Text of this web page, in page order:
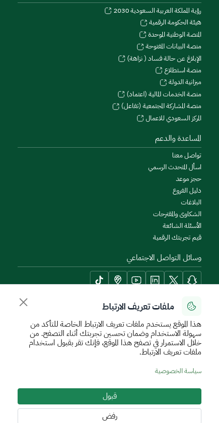
ملفات تعريف الارتباط
هذا الموقع يستخدم ملفات تعريف الارتباط الخاصة للتأكد من
سهولة الاستخدام وضمان تحسين تجربتك أثناء التصفح. من
خلال الاستمرار في تصفح هذا الموقع، فإنك تقر بقبول استخدام
ملفات تعريف الارتباط.
سياسة الخصوصية
قبول
رفض
رؤية المملكة العربية السعودية 2030
هيئة الحكومة الرقمية
المنصة الوطنية الموحدة
منصة البيانات المفتوحة
الإبلاغ عن حالة فساد ( نزاهة)
منصة استطلاع
ميزانية الدولة
منصة الخدمات المالية (اعتماد)
منصة المشاركة المجتمعية (تفاعل)
المركز السعودي للاعمال
المساعدة والدعم
تواصل معنا
اسأل المتحدث الرسمي
حجز موعد
دليل الفروع
البلاغات
الشكاوى والمقترحات
الأسئلة الشائعة
قيم تجربتك الرقمية
وسائل التواصل الاجتماعي
أدوات الإتاحة وامكانية الوصول
سياسة الإستخدام الآمن
جميع الحقوق محفوظة للهيئة العامة للعقار © 2026
تم تطويره وتشغيله بواسطة الهيئة العامة للعقار